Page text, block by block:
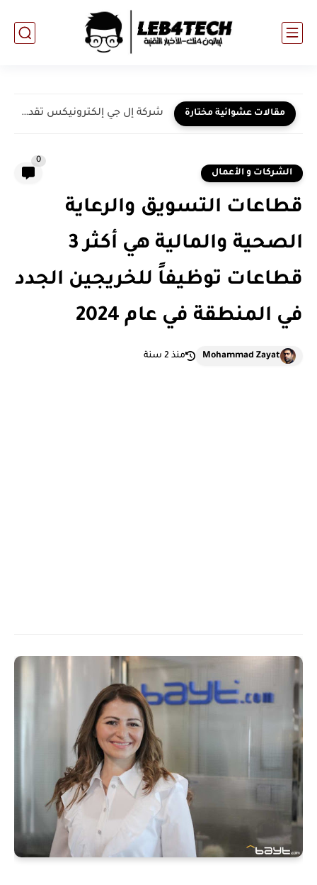
مقالات عشوائية مختارة شركة إل جي إلكترونيكس تقدم CLOiD HOME ROBOTالمنزلي لعرض...
الشركات و الأعمال
0
قطاعات التسويق والرعاية
الصحية والمالية هي أكثر 3
قطاعات توظيفاً للخريجين الجدد
في المنطقة في عام 2024
Mohammad Zayat منذ 2 سنة